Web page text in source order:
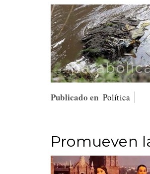
Publicado en Política
Promueven